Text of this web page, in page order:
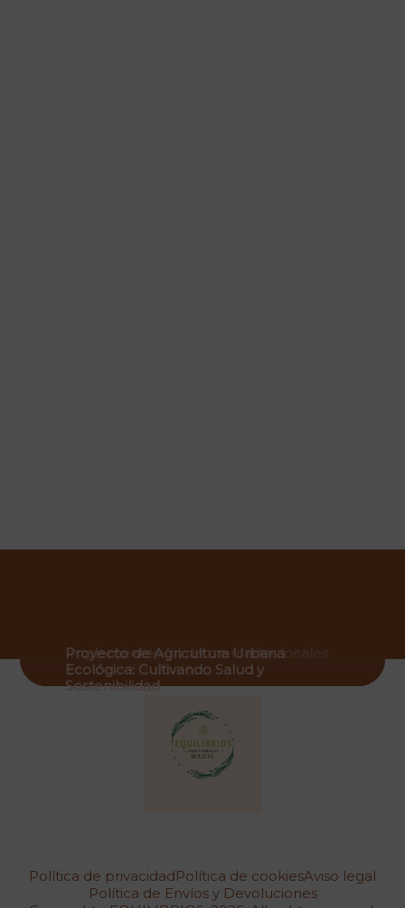
Estrategias de Posicionamiento para
Tienda Ecológica Local
Implementación de mercados locales
eco para Equilibrios
Proyecto de Agricultura Urbana
Ecológica: Cultivando Salud y
Sostenibilidad
Política de privacidadPolítica de cookiesAviso legal
Política de Envíos y Devoluciones